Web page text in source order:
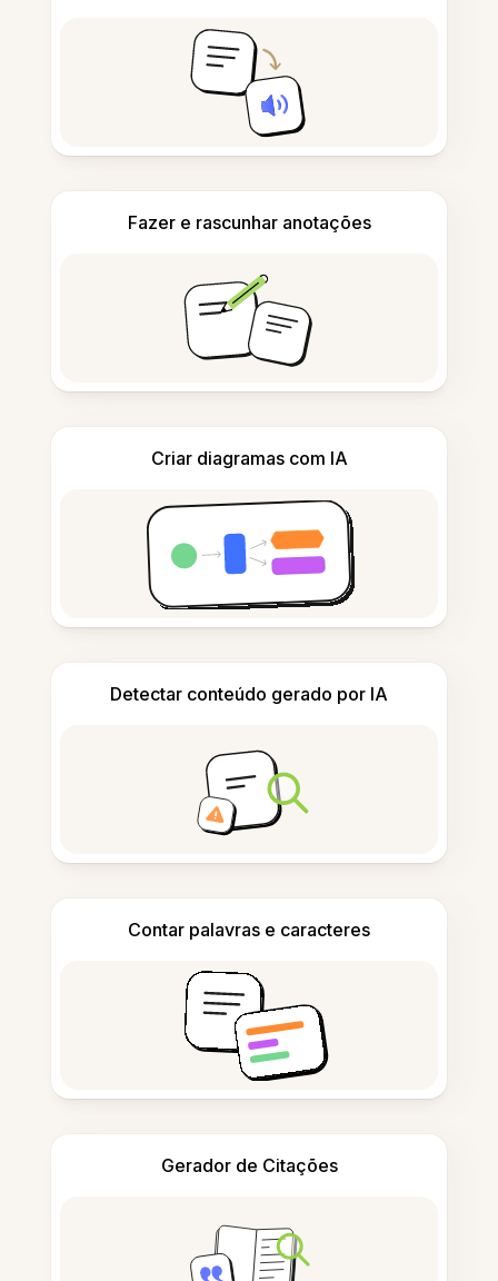
Fazer e rascunhar anotações
Criar diagramas com IA
Detectar conteúdo gerado por IA
Contar palavras e caracteres
Gerador de Citações